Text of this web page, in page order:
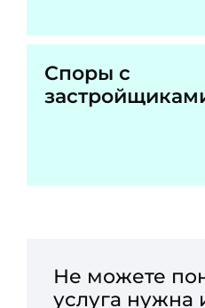
Споры с
Не можете
услуга нужна